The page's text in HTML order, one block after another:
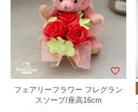
フェアリーフラワー フレグラン
スソープ/座高16cm